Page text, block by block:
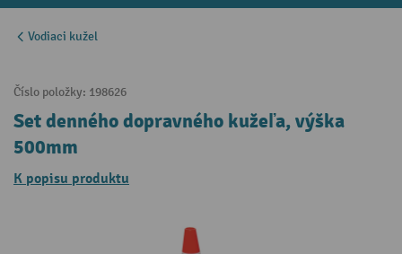
Vodiaci kužel
Číslo položky: 198626
Set denného dopravného kužeľa, výška
500mm
K popisu produktu